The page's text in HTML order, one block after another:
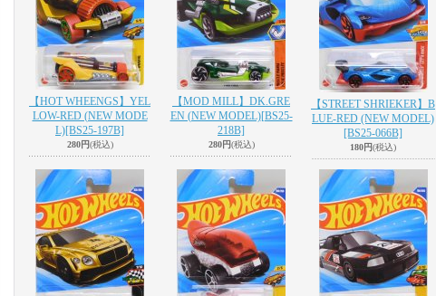
【HOT WHEENGS】YEL
LOW-RED (NEW MODE
L)[BS25-197B]
280円(税込)
【MOD MILL】DK.GRE
EN (NEW MODEL)[BS25-
218B]
280円(税込)
【STREET SHRIEKER】B
LUE-RED (NEW MODEL)
[BS25-066B]
180円(税込)